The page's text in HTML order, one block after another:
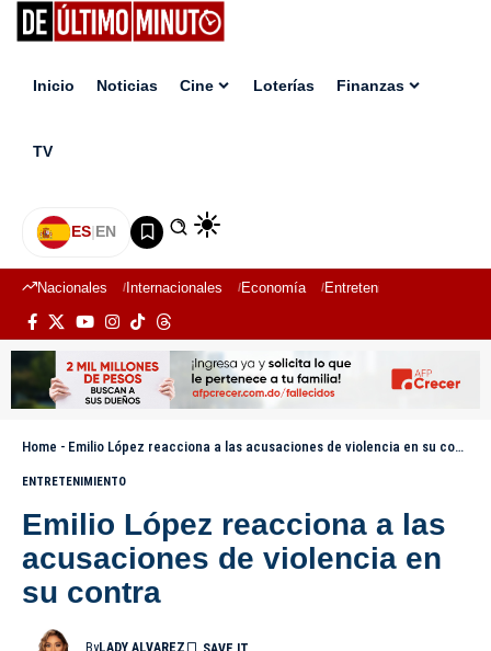
Inicio Noticias Cine Loterías Finanzas
TV
ES|EN
Nacionales Internacionales Economía Entretenimiento
Home - Emilio López reacciona a las acusaciones de violencia en su contra
ENTRETENIMIENTO
Emilio López reacciona a las
acusaciones de violencia en
su contra
ByLADY ALVAREZ